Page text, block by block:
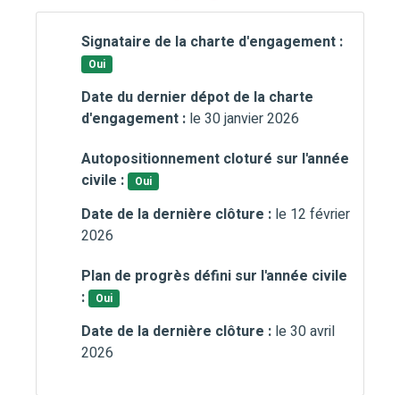
Signataire de la charte d'engagement :
Oui
Date du dernier dépot de la charte
d'engagement : le 30 janvier 2026
Autopositionnement cloturé sur l'année
civile :
Oui
Date de la dernière clôture : le 12 février
2026
Plan de progrès défini sur l'année civile
:
Oui
Date de la dernière clôture : le 30 avril
2026